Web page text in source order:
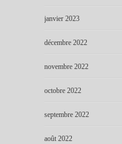
janvier 2023
décembre 2022
novembre 2022
octobre 2022
septembre 2022
août 2022